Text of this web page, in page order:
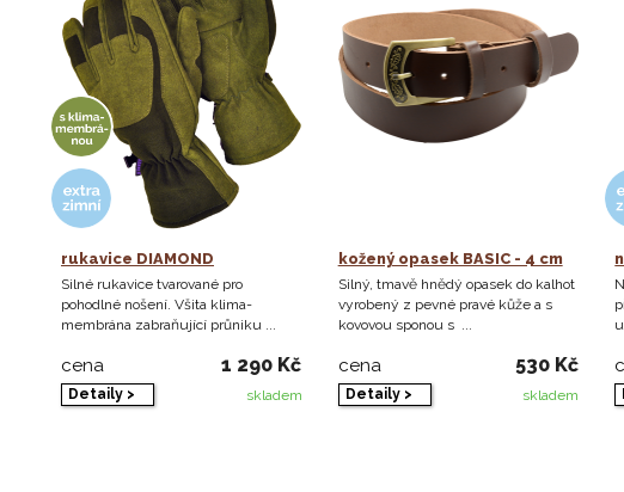
rukavice DIAMOND
Silné rukavice tvarované pro
pohodlné nošení. Všita klima-
membrána zabraňující průniku ...
cena 1 290 Kč
Detaily > skladem
kožený opasek BASIC - 4 cm
Silný, tmavě hnědý opasek do kalhot
vyrobený z pevné pravé kůže a s
kovovou sponou s ...
cena 530 Kč
Detaily > skladem